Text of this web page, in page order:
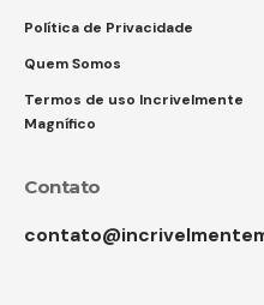
Política de Privacidade
Quem Somos
Termos de uso Incrivelmente
Magnífico
Contato